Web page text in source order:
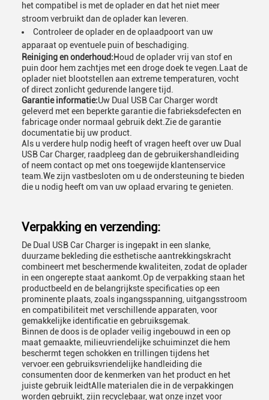
het compatibel is met de oplader en dat het niet meer
stroom verbruikt dan de oplader kan leveren.
Controleer de oplader en de oplaadpoort van uw
apparaat op eventuele puin of beschadiging.
Reiniging en onderhoud:Houd de oplader vrij van stof en
puin door hem zachtjes met een droge doek te vegen.Laat de
oplader niet blootstellen aan extreme temperaturen, vocht
of direct zonlicht gedurende langere tijd.
Garantie informatie:Uw Dual USB Car Charger wordt
geleverd met een beperkte garantie die fabrieksdefecten en
fabricage onder normaal gebruik dekt.Zie de garantie
documentatie bij uw product.
Als u verdere hulp nodig heeft of vragen heeft over uw Dual
USB Car Charger, raadpleeg dan de gebruikershandleiding
of neem contact op met ons toegewijde klantenservice
team.We zijn vastbesloten om u de ondersteuning te bieden
die u nodig heeft om van uw oplaad ervaring te genieten.
Verpakking en verzending:
De Dual USB Car Charger is ingepakt in een slanke,
duurzame bekleding die esthetische aantrekkingskracht
combineert met beschermende kwaliteiten, zodat de oplader
in een ongerepte staat aankomt.Op de verpakking staan het
productbeeld en de belangrijkste specificaties op een
prominente plaats, zoals ingangsspanning, uitgangsstroom
en compatibiliteit met verschillende apparaten, voor
gemakkelijke identificatie en gebruiksgemak.
Binnen de doos is de oplader veilig ingebouwd in een op
maat gemaakte, milieuvriendelijke schuiminzet die hem
beschermt tegen schokken en trillingen tijdens het
vervoer.een gebruiksvriendelijke handleiding die
consumenten door de kenmerken van het product en het
juiste gebruik leidtAlle materialen die in de verpakkingen
worden gebruikt, zijn recyclebaar, wat onze inzet voor